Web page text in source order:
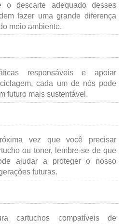
o descarte adequado desses
fazer uma grande diferença
meio ambiente.
responsáveis e apoiar
cada um de nós pode
futuro mais sustentável.
vez que você precisar
ou toner, lembre-se de que
ajudar a proteger o nosso
futuras.
cartuchos compatíveis de